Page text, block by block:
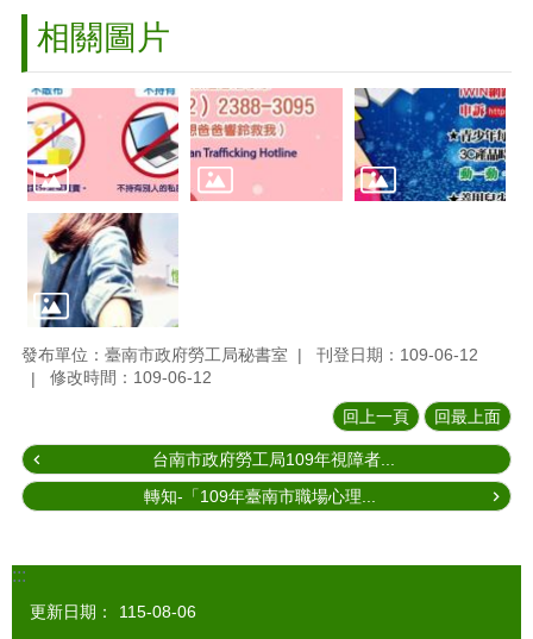
相關圖片
發布單位：臺南市政府勞工局秘書室
刊登日期：109-06-12
修改時間：109-06-12
回上一頁 回最上面
台南市政府勞工局109年視障者...
轉知-「109年臺南市職場心理...
:::
更新日期：
115-08-06